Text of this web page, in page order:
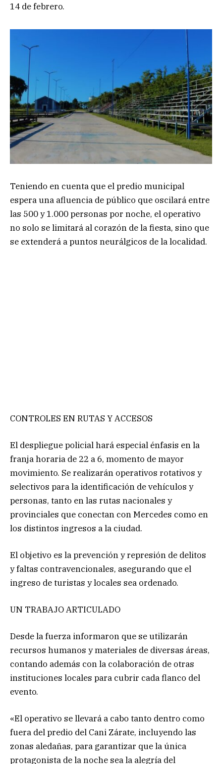
14 de febrero.
Teniendo en cuenta que el predio municipal
espera una afluencia de público que oscilará entre
las 500 y 1.000 personas por noche, el operativo
no solo se limitará al corazón de la fiesta, sino que
se extenderá a puntos neurálgicos de la localidad.
CONTROLES EN RUTAS Y ACCESOS
El despliegue policial hará especial énfasis en la
franja horaria de 22 a 6, momento de mayor
movimiento. Se realizarán operativos rotativos y
selectivos para la identificación de vehículos y
personas, tanto en las rutas nacionales y
provinciales que conectan con Mercedes como en
los distintos ingresos a la ciudad.
El objetivo es la prevención y represión de delitos
y faltas contravencionales, asegurando que el
ingreso de turistas y locales sea ordenado.
UN TRABAJO ARTICULADO
Desde la fuerza informaron que se utilizarán
recursos humanos y materiales de diversas áreas,
contando además con la colaboración de otras
instituciones locales para cubrir cada flanco del
evento.
«El operativo se llevará a cabo tanto dentro como
fuera del predio del Cani Zárate, incluyendo las
zonas aledañas, para garantizar que la única
protagonista de la noche sea la alegría del